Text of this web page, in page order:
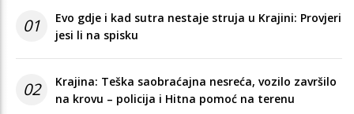
01
Evo gdje i kad sutra nestaje struja u Krajini: Provjeri
jesi li na spisku
02
Krajina: Teška saobraćajna nesreća, vozilo završilo
na krovu – policija i Hitna pomoć na terenu